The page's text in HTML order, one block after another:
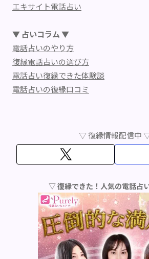
エキサイト電話占い
▼ 占いコラム ▼
電話占いのやり方
復縁電話占いの選び方
電話占い復縁できた体験談
電話占いの復縁口コミ
▽ 復縁情報配信中
▽ 復縁できた！人気の電話占